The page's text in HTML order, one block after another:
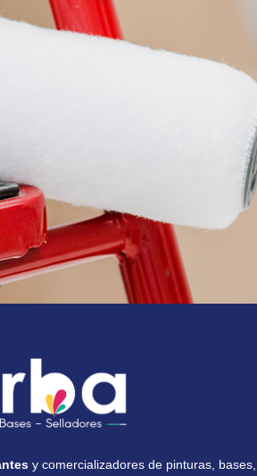
y comercializadores de pinturas, bases,